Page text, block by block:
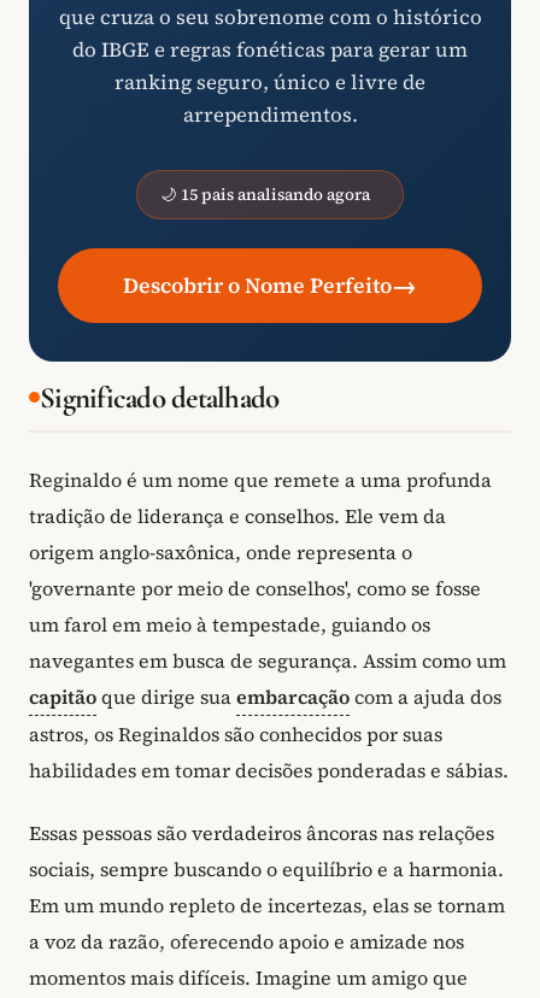
que cruza o seu sobrenome com o histórico
do IBGE e regras fonéticas para gerar um
ranking seguro, único e livre de
arrependimentos.
🌙 15 pais analisando agora
Descobrir o Nome Perfeito→
Significado detalhado
Reginaldo é um nome que remete a uma profunda
tradição de liderança e conselhos. Ele vem da
origem anglo-saxônica, onde representa o
'governante por meio de conselhos', como se fosse
um farol em meio à tempestade, guiando os
navegantes em busca de segurança. Assim como um
capitãoque dirige suaembarcaçãocom a ajuda dos
astros, os Reginaldos são conhecidos por suas
habilidades em tomar decisões ponderadas e sábias.
Essas pessoas são verdadeiros âncoras nas relações
sociais, sempre buscando o equilíbrio e a harmonia.
Em um mundo repleto de incertezas, elas se tornam
a voz da razão, oferecendo apoio e amizade nos
momentos mais difíceis. Imagine um amigo que